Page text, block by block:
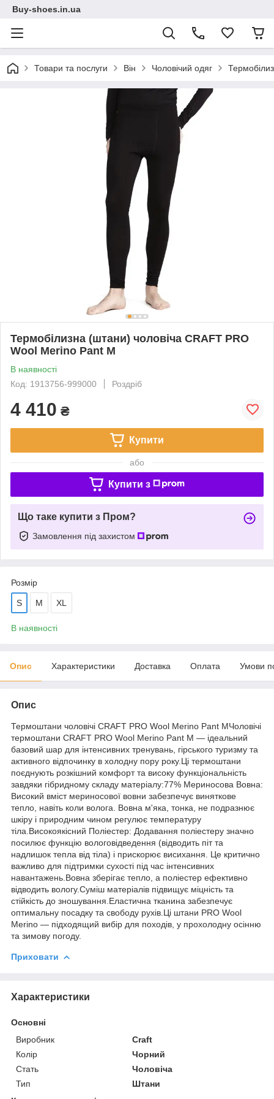
Buy-shoes.in.ua
Товари та послуги Він Чоловічий одяг
Термобілизна (штани) чоловіча CRAFT PRO
Wool Merino Pant M
В наявності
Код: 1913756-999000
Роздріб
4 410 ₴
Купити
або
Купити з
Що таке купити з Пром?
Замовлення під захистом
Розмір
S M XL
В наявності
Опис Характеристики Доставка Оплата Умови
Опис
Термоштани чоловічі CRAFT PRO Wool Merino Pant MЧоловічі
термоштани CRAFT PRO Wool Merino Pant M — ідеальний
базовий шар для інтенсивних тренувань, гірського туризму та
активного відпочинку в холодну пору року.Ці термоштани
поєднують розкішний комфорт та високу функціональність
завдяки гібридному складу матеріалу:77% Мериносова Вовна:
Високий вміст мериносової вовни забезпечує виняткове
тепло, навіть коли волога. Вовна м'яка, тонка, не подразнює
шкіру і природним чином регулює температуру
тіла.Високоякісний Поліестер: Додавання поліестеру значно
посилює функцію вологовідведення (відводить піт та
надлишок тепла від тіла) і прискорює висихання. Це критично
важливо для підтримки сухості під час інтенсивних
навантажень.Вовна зберігає тепло, а поліестер ефективно
відводить вологу.Суміш матеріалів підвищує міцність та
стійкість до зношування.Еластична тканина забезпечує
оптимальну посадку та свободу рухів.Ці штани PRO Wool
Merino — підходящий вибір для походів, у прохолодну осінню
та зимову погоду.
Приховати
Характеристики
Основні
Виробник
Craft
Колір
Чорний
Стать
Чоловіча
Тип
Штани